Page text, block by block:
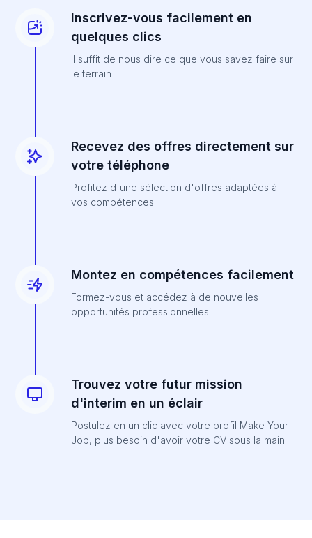
Inscrivez-vous facilement en
quelques clics
Il suffit de nous dire ce que vous savez faire sur
le terrain
Recevez des offres directement sur
votre téléphone
Profitez d'une sélection d'offres adaptées à
vos compétences
Montez en compétences facilement
Formez-vous et accédez à de nouvelles
opportunités professionnelles
Trouvez votre futur mission
d'interim en un éclair
Postulez en un clic avec votre profil Make Your
Job, plus besoin d'avoir votre CV sous la main